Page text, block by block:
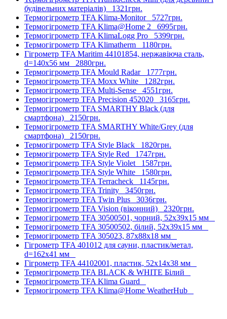
будівельних матеріалів) 1321грн.
Термогігрометр TFA Klima-Monitor 5727грн.
Термогігрометр TFA Klima@Home 2 6995грн.
Термогігрометр TFA KlimaLogg Pro 5399грн.
Термогігрометр TFA Klimatherm 1180грн.
Гігрометр TFA Maritim 44101854, нержавіюча сталь,
d=140х56 мм 2880грн.
Термогігрометр TFA Mould Radar 1777грн.
Термогігрометр TFA Moxx White 1282грн.
Термогігрометр TFA Multi-Sense 4551грн.
Термогігрометр TFA Precision 452020 3165грн.
Термогігрометр TFA SMARTHY Black (для
смартфона) 2150грн.
Термогігрометр TFA SMARTHY White/Grey (для
смартфона) 2150грн.
Термогігрометр TFA Style Black 1820грн.
Термогігрометр TFA Style Red 1747грн.
Термогігрометр TFA Style Violet 1587грн.
Термогігрометр TFA Style White 1580грн.
Термогігрометр TFA Terracheck 1145грн.
Термогігрометр TFA Trinity 3450грн.
Термогігрометр TFA Twin Plus 3036грн.
Термогігрометр TFA Vision (віконний) 2320грн.
Термогігрометр TFA 30500501, чорний, 52х39х15 мм
Термогігрометр TFA 30500502, білий, 52х39х15 мм
Термогігрометр TFA 305023, 87х88х18 мм
Гігрометр TFA 401012 для сауни, пластик/метал,
d=162х41 мм
Гігрометр TFA 44102001, пластик, 52x14x38 мм
Термогігрометр TFA BLACK & WHITE Білий
Термогігрометр TFA Klima Guard
Термогігрометр TFA Klima@Home WeatherHub